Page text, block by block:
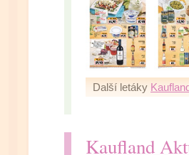
Další letáky
Kaufland